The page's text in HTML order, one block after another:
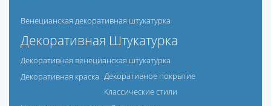
Венецианская декоративная штукатурка
Декоративная Штукатурка
Декоративная венецианская штукатурка
Декоративная краска Декоративное покрытие
Классические стили